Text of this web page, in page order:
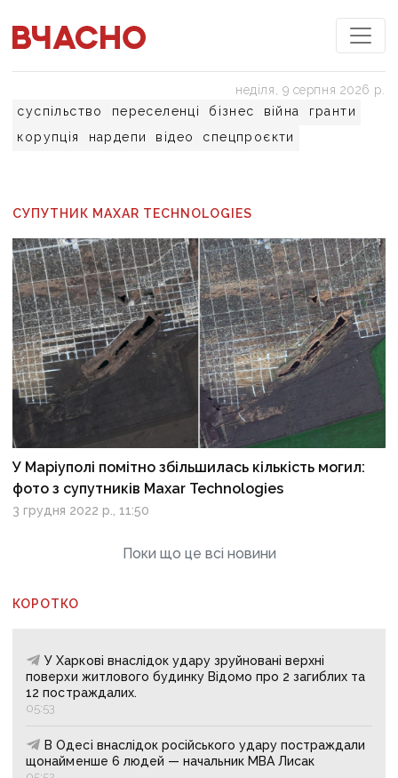
суспільство переселенці бізнес війна
гранти
корупція
нардепи відео спецпроєкти
неділя, 9 серпня 2026 р.
СУПУТНИК MAXAR TECHNOLOGIES
У Маріуполі помітно збільшилась кількість могил:
фото з супутників Maxar Technologies
3 грудня 2022 р., 11:50
Поки що це всі новини
КОРОТКО
У Харкові внаслідок удару зруйновані верхні
поверхи житлового будинку Відомо про 2 загиблих та
12 постраждалих.
05:53
В Одесі внаслідок російського удару постраждали
щонайменше 6 людей — начальник МВА Лисак